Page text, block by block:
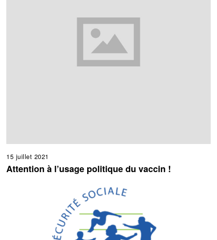
15 juillet 2021
Attention à l’usage politique du vaccin !